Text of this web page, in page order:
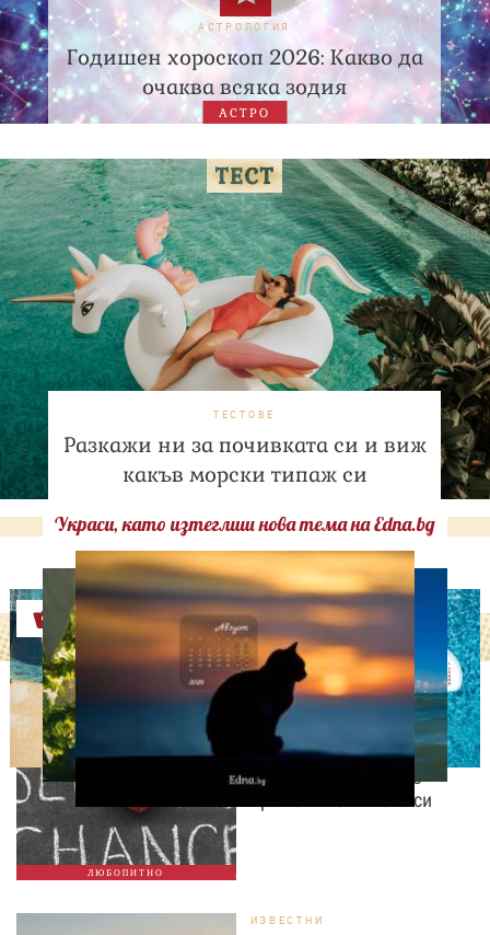
АСТРОЛОГИЯ
Годишен хороскоп 2026: Какво да
очаква всяка зодия
АСТРО
ТЕСТОВЕ
Разкажи ни за почивката си и виж
какъв морски типаж си
Украси, като изтеглиш нова тема на Edna.bg
Оферти
ЛЮБОПИТНО
ЛЮБОПИТНО
Август е месецът на
вторите шансове: Защо
точно сега най-често
променяме живота си
ИЗВЕСТНИ